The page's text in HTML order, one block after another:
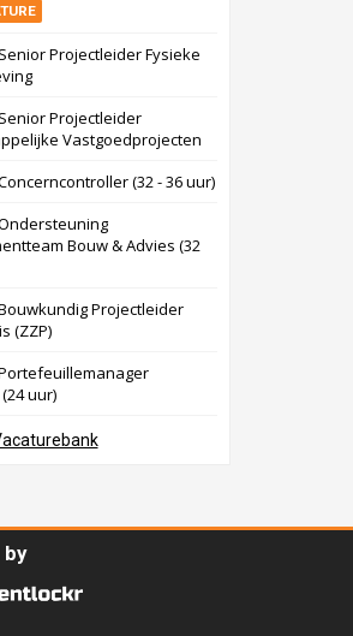
Projectleider Fysieke
Projectleider
Vastgoedprojecten
(32 - 36 uur)
Bouw & Advies (32
Projectleider
(ZZP)
uur)